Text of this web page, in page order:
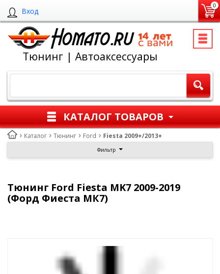
Вход
0
Тюнинг | Автоаксессуары
КАТАЛОГ ТОВАРОВ
Каталог Тюнинг Ford Fiesta 2009+/2013+
Фильтр
Тюнинг Ford Fiesta MK7 2009-2019
(Форд Фиеста МК7)